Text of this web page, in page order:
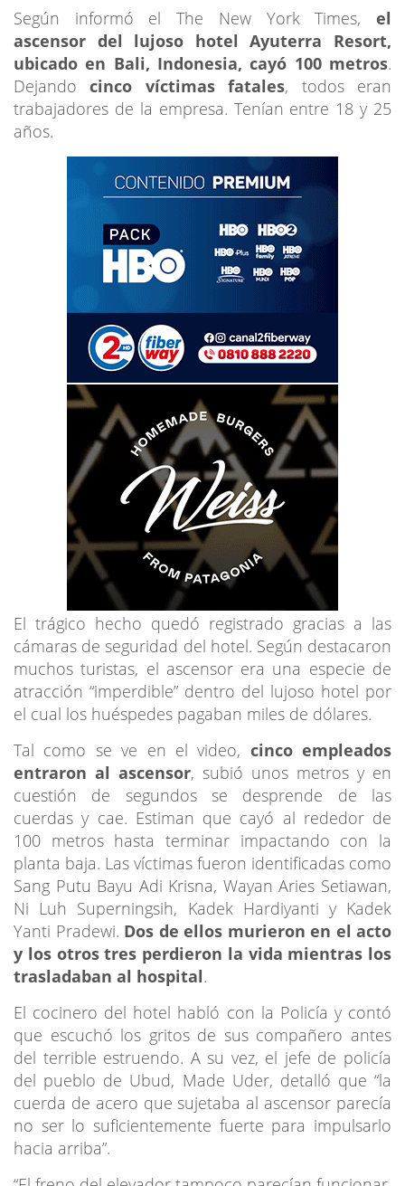
Según informó el The New York Times, el
ascensor del lujoso hotel Ayuterra Resort,
ubicado en Bali, Indonesia, cayó 100 metros.
Dejandocinco víctimas fatales, todos eran
trabajadores de la empresa. Tenían entre 18 y 25
años.
El trágico hecho quedó registrado gracias a las
cámaras de seguridad del hotel. Según destacaron
muchos turistas, el ascensor era una especie de
atracción “imperdible” dentro del lujoso hotel por
el cual los huéspedes pagaban miles de dólares.
Tal como se ve en el video, cinco empleados
entraron al ascensor, subió unos metros y en
cuestión de segundos se desprende de las
cuerdas y cae. Estiman que cayó al rededor de
100 metros hasta terminar impactando con la
planta baja. Las víctimas fueron identificadas como
Sang Putu Bayu Adi Krisna, Wayan Aries Setiawan,
Ni Luh Superningsih, Kadek Hardiyanti y Kadek
Yanti Pradewi. Dos de ellos murieron en el acto
y los otros tres perdieron la vida mientras los
trasladaban al hospital.
El cocinero del hotel habló con la Policía y contó
que escuchó los gritos de sus compañero antes
del terrible estruendo. A su vez, el jefe de policía
del pueblo de Ubud, Made Uder, detalló que “la
cuerda de acero que sujetaba al ascensor parecía
no ser lo suficientemente fuerte para impulsarlo
hacia arriba”.